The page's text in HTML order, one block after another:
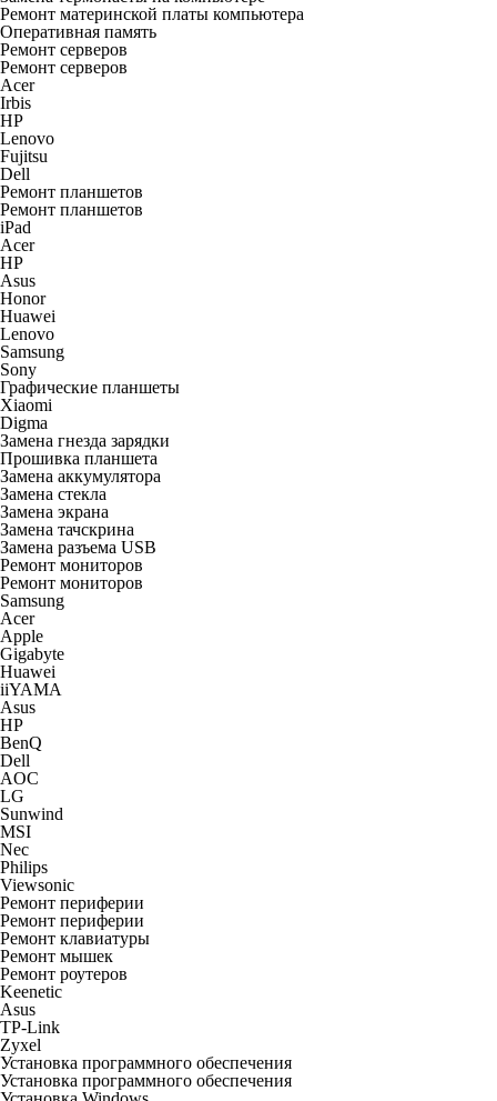
Ремонт материнской платы компьютера
Оперативная память
Ремонт серверов
Ремонт серверов
Acer
Irbis
HP
Lenovo
Fujitsu
Dell
Ремонт планшетов
Ремонт планшетов
iPad
Acer
HP
Asus
Honor
Huawei
Lenovo
Samsung
Sony
Графические планшеты
Xiaomi
Digma
Замена гнезда зарядки
Прошивка планшета
Замена аккумулятора
Замена стекла
Замена экрана
Замена тачскрина
Замена разъема USB
Ремонт мониторов
Ремонт мониторов
Samsung
Acer
Apple
Gigabyte
Huawei
iiYAMA
Asus
HP
BenQ
Dell
AOC
LG
Sunwind
MSI
Nec
Philips
Viewsonic
Ремонт периферии
Ремонт периферии
Ремонт клавиатуры
Ремонт мышек
Ремонт роутеров
Keenetic
Asus
TP-Link
Zyxel
Установка программного обеспечения
Установка программного обеспечения